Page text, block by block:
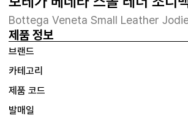
Bottega Veneta Small Leather
제품 정보
브랜드
카테고리
제품 코드
발매일